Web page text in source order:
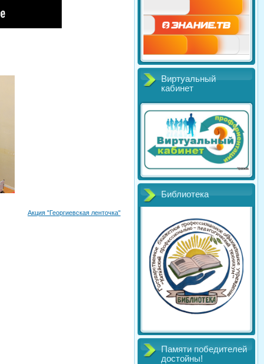
Акция "Георгиевская ленточка"
Виртуальный
кабинет
Библиотека
Памяти победителей
достойны!